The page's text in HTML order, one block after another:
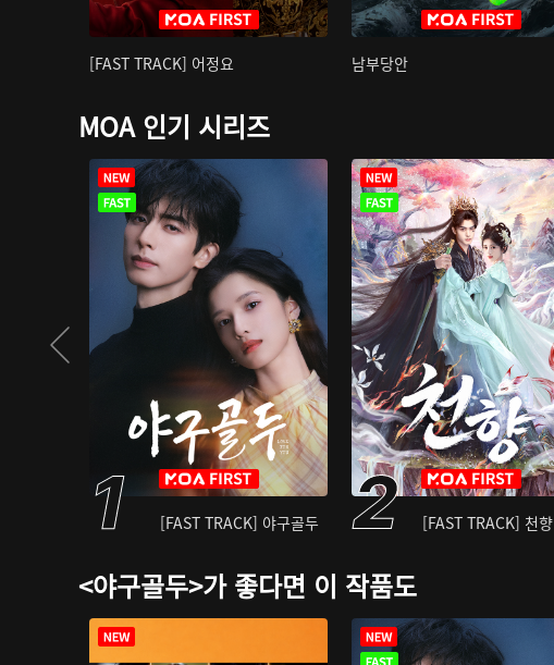
[FAST TRACK] 어정요 남부당안
MOA 인기 시리즈
[FAST TRACK] 야구골두 [FAST TRACK] 천향
<야구골두>가 좋다면 이 작품도